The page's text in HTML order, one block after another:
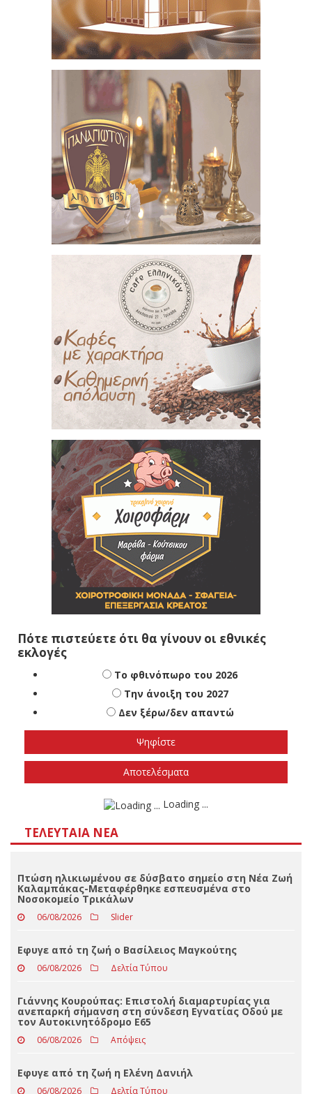
Πότε πιστεύετε ότι θα γίνουν οι εθνικές
εκλογές
Το φθινόπωρο του 2026
Την άνοιξη του 2027
Δεν ξέρω/δεν απαντώ
Αποτελέσματα
Loading ...
ΤΕΛΕΥΤΑΊΑ ΝΈΑ
Πτώση ηλικιωμένου σε δύσβατο σημείο στη Νέα Ζωή
Καλαμπάκας-Μεταφέρθηκε εσπευσμένα στο
Νοσοκομείο Τρικάλων
06/08/2026 Slider
Eφυγε από τη ζωή ο Βασίλειος Μαγκούτης
06/08/2026 Δελτία Τύπου
Γιάννης Κουρούπας: Επιστολή διαμαρτυρίας για
ανεπαρκή σήμανση στη σύνδεση Εγνατίας Οδού με
τον Αυτοκινητόδρομο Ε65
06/08/2026 Απόψεις
Εφυγε από τη ζωή η Ελένη Δανιήλ
06/08/2026 Δελτία Τύπου